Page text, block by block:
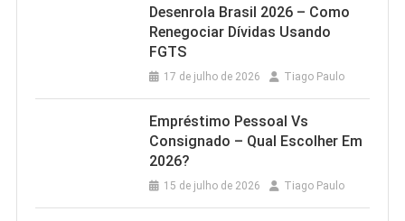
Desenrola Brasil 2026 – Como
Renegociar Dívidas Usando
FGTS
17 de julho de 2026 Tiago Paulo
Empréstimo Pessoal Vs
Consignado – Qual Escolher Em
2026?
15 de julho de 2026 Tiago Paulo